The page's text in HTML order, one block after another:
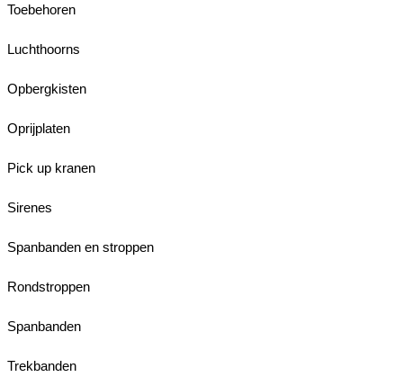
Toebehoren
Luchthoorns
Opbergkisten
Oprijplaten
Pick up kranen
Sirenes
Spanbanden en stroppen
Rondstroppen
Spanbanden
Trekbanden